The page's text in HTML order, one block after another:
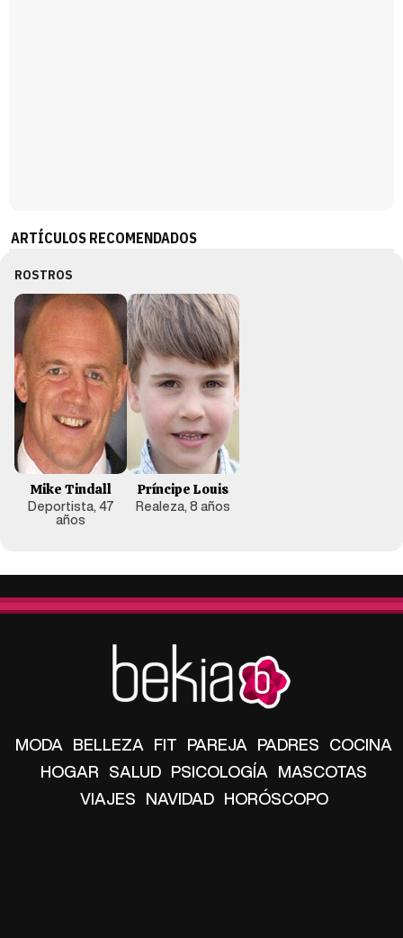
ARTÍCULOS RECOMENDADOS
ROSTROS
Mike Tindall
Deportista, 47
años
Príncipe Louis
Realeza, 8 años
MODA BELLEZA FIT PAREJA PADRES COCINA
HOGAR SALUD PSICOLOGÍA MASCOTAS
VIAJES NAVIDAD HORÓSCOPO